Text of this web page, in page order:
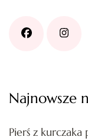
Najnowsze
Pierś z